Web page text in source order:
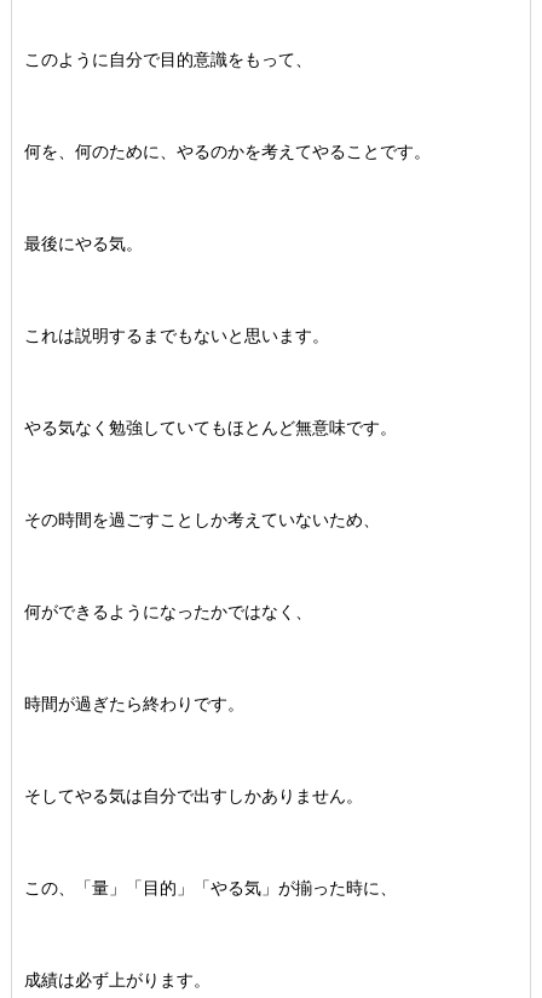
このように自分で目的意識をもって、
何を、何のために、やるのかを考えてやることです。
最後にやる気。
これは説明するまでもないと思います。
やる気なく勉強していてもほとんど無意味です。
その時間を過ごすことしか考えていないため、
何ができるようになったかではなく、
時間が過ぎたら終わりです。
そしてやる気は自分で出すしかありません。
この、「量」「目的」「やる気」が揃った時に、
成績は必ず上がります。